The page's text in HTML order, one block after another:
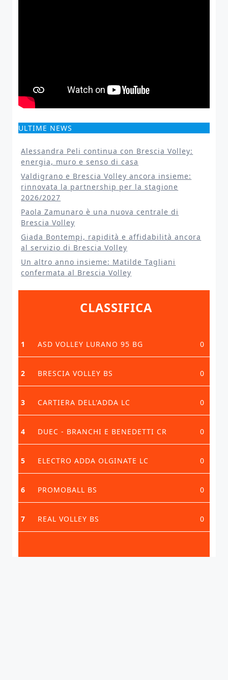
ULTIME NEWS
Alessandra Peli continua con Brescia Volley:
energia, muro e senso di casa
Valdigrano e Brescia Volley ancora insieme:
rinnovata la partnership per la stagione
2026/2027
Paola Zamunaro è una nuova centrale di
Brescia Volley
Giada Bontempi, rapidità e affidabilità ancora
al servizio di Brescia Volley
Un altro anno insieme: Matilde Tagliani
confermata al Brescia Volley
CLASSIFICA
1 ASD VOLLEY LURANO 95 BG 0
2 BRESCIA VOLLEY BS 0
3 CARTIERA DELL'ADDA LC 0
4 DUEC - BRANCHI E BENEDETTI CR 0
5 ELECTRO ADDA OLGINATE LC 0
6 PROMOBALL BS 0
7 REAL VOLLEY BS 0